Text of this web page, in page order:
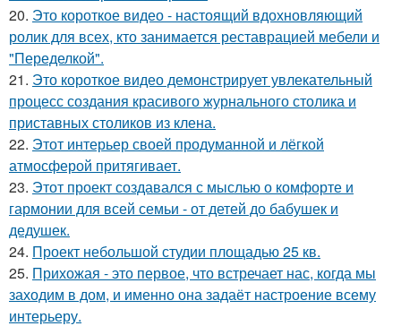
20. Это короткое видео - настоящий вдохновляющий
ролик для всех, кто занимается реставрацией мебели и
"Переделкой".
21. Это короткое видео демонстрирует увлекательный
процесс создания красивого журнального столика и
приставных столиков из клена.
22. Этот интерьер своей продуманной и лёгкой
атмосферой притягивает.
23. Этот проект создавался с мыслью о комфорте и
гармонии для всей семьи - от детей до бабушек и
дедушек.
24. Проект небольшой студии площадью 25 кв.
25. Прихожая - это первое, что встречает нас, когда мы
заходим в дом, и именно она задаёт настроение всему
интерьеру.